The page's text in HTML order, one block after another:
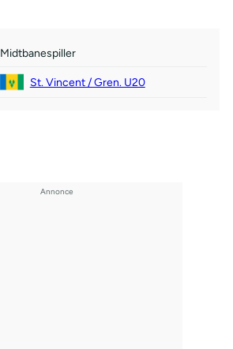
Midtbanespiller
St. Vincent / Gren. U20